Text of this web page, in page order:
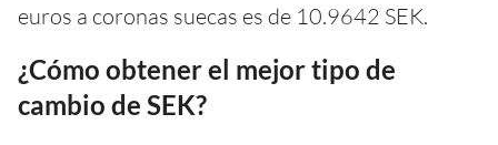
euros a coronas suecas es de 10.9642 SEK.
¿Cómo obtener el mejor tipo de
cambio de SEK?